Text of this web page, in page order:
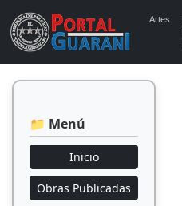
Artes
📁 Menú
Inicio
Obras Publicadas